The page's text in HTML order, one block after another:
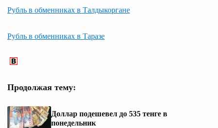
Рубль в обменниках в Талдыкоргане
Рубль в обменниках в Таразе
Продолжая тему:
Доллар подешевел до 535 тенге в
понедельник